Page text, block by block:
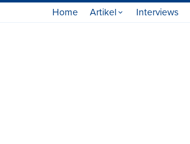
Home Artikel Interviews